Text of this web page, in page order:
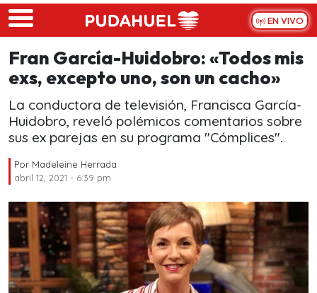
Skip to main content
EN VIVO
Fran García-Huidobro: «Todos mis
exs, excepto uno, son un cacho»
La conductora de televisión, Francisca García-
Huidobro, reveló polémicos comentarios sobre
sus ex parejas en su programa "Cómplices".
Por Madeleine Herrada
abril 12, 2021 - 6:39 pm